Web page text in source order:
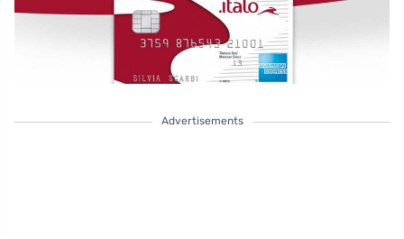
Advertisements